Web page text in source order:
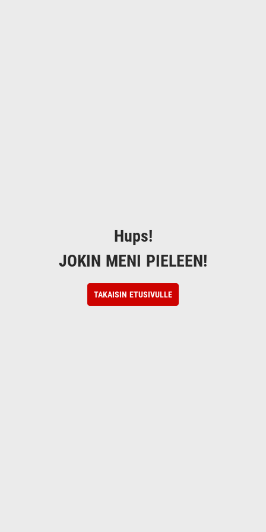
Hups!
JOKIN MENI PIELEEN!
TAKAISIN ETUSIVULLE